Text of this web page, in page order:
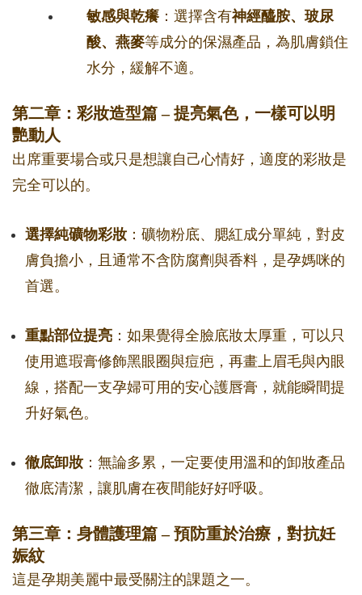
敏感與乾癢 ：選擇含有神經醯胺、玻尿
酸、燕麥等成分的保濕產品，為肌膚鎖住
水分，緩解不適。
第二章：彩妝造型篇 – 提亮氣色，一樣可以明
艷動人
出席重要場合或只是想讓自己心情好，適度的彩妝是
完全可以的。
選擇純礦物彩妝 ：礦物粉底、腮紅成分單純，對皮
膚負擔小，且通常不含防腐劑與香料，是孕媽咪的
首選。
重點部位提亮 ：如果覺得全臉底妝太厚重，可以只
使用遮瑕膏修飾黑眼圈與痘疤，再畫上眉毛與內眼
線，搭配一支孕婦可用的安心護唇膏，就能瞬間提
升好氣色。
徹底卸妝 ：無論多累，一定要使用溫和的卸妝產品
徹底清潔，讓肌膚在夜間能好好呼吸。
第三章：身體護理篇 – 預防重於治療，對抗妊
娠紋
這是孕期美麗中最受關注的課題之一。